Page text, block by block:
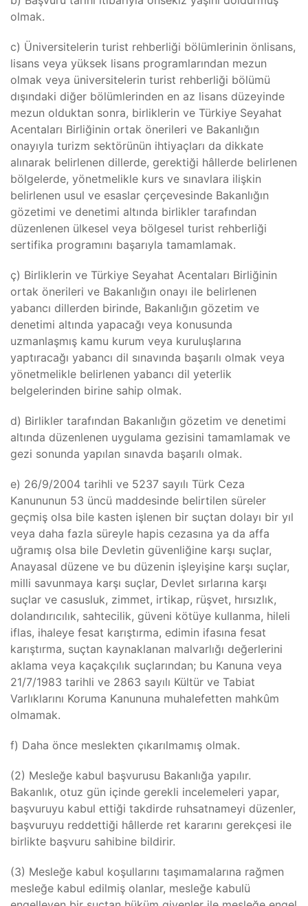
olmak.
c) Üniversitelerin turist rehberliği bölümlerinin önlisans,
lisans veya yüksek lisans programlarından mezun
olmak veya üniversitelerin turist rehberliği bölümü
dışındaki diğer bölümlerinden en az lisans düzeyinde
mezun olduktan sonra, birliklerin ve Türkiye Seyahat
Acentaları Birliğinin ortak önerileri ve Bakanlığın
onayıyla turizm sektörünün ihtiyaçları da dikkate
alınarak belirlenen dillerde, gerektiği hâllerde belirlenen
bölgelerde, yönetmelikle kurs ve sınavlara ilişkin
belirlenen usul ve esaslar çerçevesinde Bakanlığın
gözetimi ve denetimi altında birlikler tarafından
düzenlenen ülkesel veya bölgesel turist rehberliği
sertifika programını başarıyla tamamlamak.
ç) Birliklerin ve Türkiye Seyahat Acentaları Birliğinin
ortak önerileri ve Bakanlığın onayı ile belirlenen
yabancı dillerden birinde, Bakanlığın gözetim ve
denetimi altında yapacağı veya konusunda
uzmanlaşmış kamu kurum veya kuruluşlarına
yaptıracağı yabancı dil sınavında başarılı olmak veya
yönetmelikle belirlenen yabancı dil yeterlik
belgelerinden birine sahip olmak.
d) Birlikler tarafından Bakanlığın gözetim ve denetimi
altında düzenlenen uygulama gezisini tamamlamak ve
gezi sonunda yapılan sınavda başarılı olmak.
e) 26/9/2004 tarihli ve 5237 sayılı Türk Ceza
Kanununun 53 üncü maddesinde belirtilen süreler
geçmiş olsa bile kasten işlenen bir suçtan dolayı bir yıl
veya daha fazla süreyle hapis cezasına ya da affa
uğramış olsa bile Devletin güvenliğine karşı suçlar,
Anayasal düzene ve bu düzenin işleyişine karşı suçlar,
milli savunmaya karşı suçlar, Devlet sırlarına karşı
suçlar ve casusluk, zimmet, irtikap, rüşvet, hırsızlık,
dolandırıcılık, sahtecilik, güveni kötüye kullanma, hileli
iflas, ihaleye fesat karıştırma, edimin ifasına fesat
karıştırma, suçtan kaynaklanan malvarlığı değerlerini
aklama veya kaçakçılık suçlarından; bu Kanuna veya
21/7/1983 tarihli ve 2863 sayılı Kültür ve Tabiat
Varlıklarını Koruma Kanununa muhalefetten mahkûm
olmamak.
f) Daha önce meslekten çıkarılmamış olmak.
(2) Mesleğe kabul başvurusu Bakanlığa yapılır.
Bakanlık, otuz gün içinde gerekli incelemeleri yapar,
başvuruyu kabul ettiği takdirde ruhsatnameyi düzenler,
başvuruyu reddettiği hâllerde ret kararını gerekçesi ile
birlikte başvuru sahibine bildirir.
(3) Mesleğe kabul koşullarını taşımamalarına rağmen
mesleğe kabul edilmiş olanlar, mesleğe kabulü